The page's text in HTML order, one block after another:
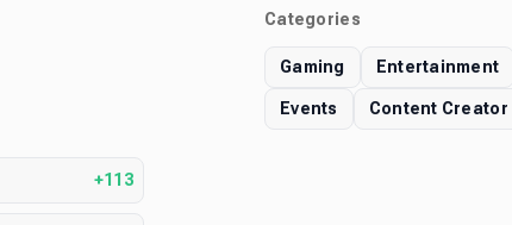
+113
Categories
Gaming Entertainment
Events Content Creator